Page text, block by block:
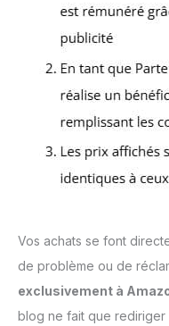
Vos achats se font
de problème ou de
exclusivement à
blog ne fait que rediriger